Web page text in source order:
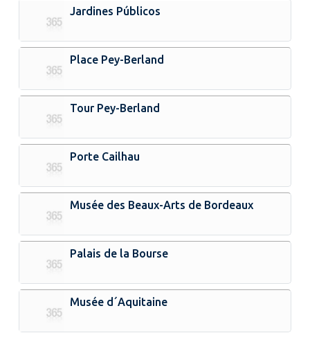
Jardines Públicos
Place Pey-Berland
Tour Pey-Berland
Porte Cailhau
Musée des Beaux-Arts de Bordeaux
Palais de la Bourse
Musée d´Aquitaine